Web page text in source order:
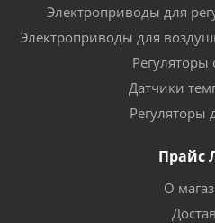
Электроприводы для
Электроприводы для
Регуляторы
Датчики
Регуляторы
Прайс
О